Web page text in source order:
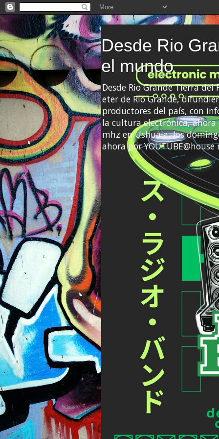
Desde Rio
el mundo
Desde Rio Grande Tierra
eter de Río Grande,
productores del país, con
la cultura electrónica, ahora
mhz en Ushuaia, los
ahora por